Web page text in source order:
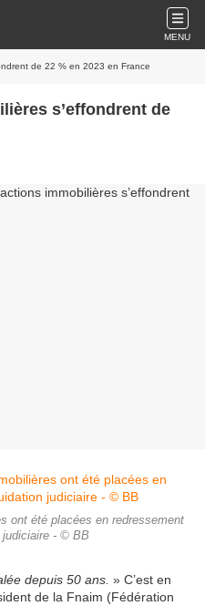
MENU
de 22 % en 2023 en France
s’effondrent de
ont été placées en redressement
judiciaire - © BB
depuis 50 ans. » C’est en
de la Fnaim (Fédération